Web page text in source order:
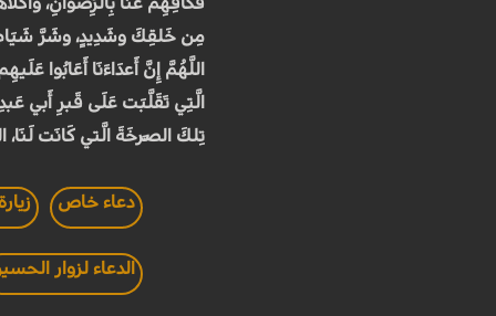
مِن خَلقِكَ وشَدِيدٍ، وشَرَّ
اللَّهُمَّ إِنَّ أَعدَاءَنَا أَعَابُوا
الَّتِي تَقَلَّبَت عَلَى قَبرِ أَبي
تِلكَ الصَّرخَةَ الَّتي كَانَت
دعاء خاص
الدعاء لزوار